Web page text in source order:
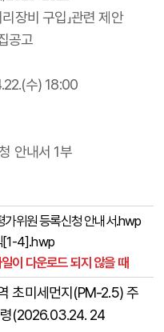
장비 구입」관련 제안
공고
수) 18:00
안내서 1부
가위원 등록신청 안내서.hwp
[1-4].hwp
이 다운로드 되지 않을 때
초미세먼지(PM-2.5) 주
(2026.03.24. 24